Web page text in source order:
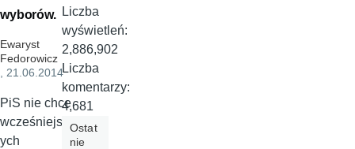
wyborów.
Ewaryst
Fedorowicz
, 21.06.2014
PiS nie chce
wcześniejsz
ych
Liczba
wyświetleń:
2,886,902
Liczba
komentarzy:
4,681
Ostat
nie